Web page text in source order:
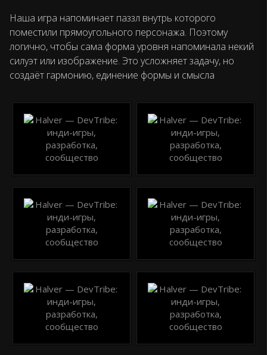
Наша игра напоминает паззл внутрь которого
поместили прямоугольного персонажа. Поэтому
логично, чтобы сама форма уровня напоминала некий
силуэт или изображение. Это усложняет задачу, но
создаёт гармонию, единение формы и смысла